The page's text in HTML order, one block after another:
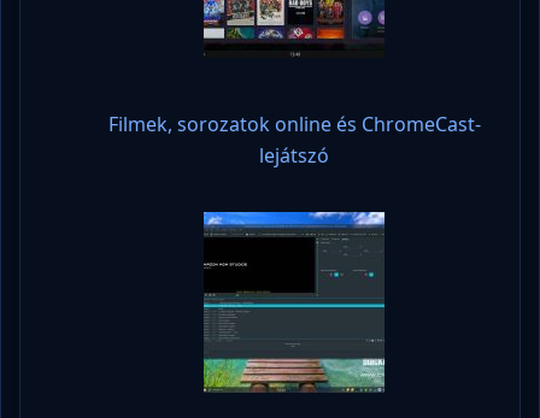
Filmek, sorozatok online és ChromeCast-
lejátszó